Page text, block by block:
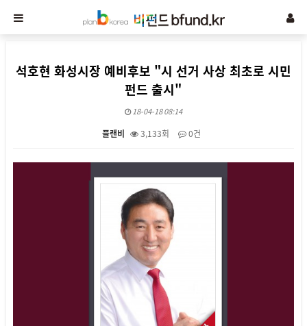
석호현 화성시장 예비후보 "시 선거 사상 최초로 시민
펀드 출시"
18-04-18 08:14
플랜비 3,133회 0건